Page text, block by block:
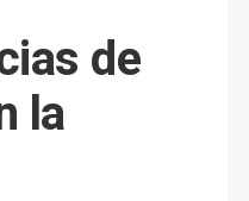
de
la